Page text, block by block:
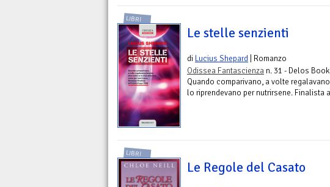
LIBRI
Le stelle senzienti
di Lucius Shepard | Romanzo
Odissea Fantascienza n. 31 - Delos
Quando comparivano, a volte
lo riprendevano per nutrirsene. Finalista
LIBRI
Le Regole del Casato